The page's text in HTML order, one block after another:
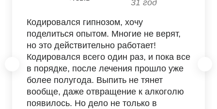
31 год
Кодировался гипнозом, хочу
поделиться опытом. Многие не верят,
но это действительно работает!
Кодировался всего один раз, и пока все
в порядке, после лечения прошло уже
более полугода. Выпить не тянет
вообще, даже отвращение к алкоголю
появилось. Но дело не только в